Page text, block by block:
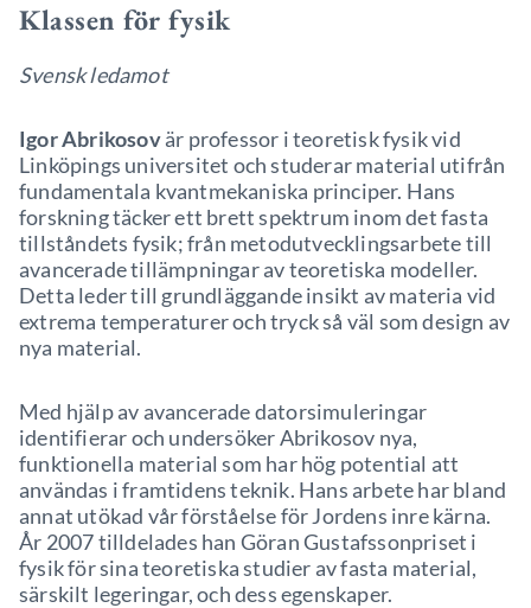
Klassen för fysik
Svensk ledamot
Igor Abrikosovär professor i teoretisk fysik vid
Linköpings universitet och studerar material utifrån
fundamentala kvantmekaniska principer. Hans
forskning täcker ett brett spektrum inom det fasta
tillståndets fysik; från metodutvecklingsarbete till
avancerade tillämpningar av teoretiska modeller.
Detta leder till grundläggande insikt av materia vid
extrema temperaturer och tryck så väl som design av
nya material.
Med hjälp av avancerade datorsimuleringar
identifierar och undersöker Abrikosov nya,
funktionella material som har hög potential att
användas i framtidens teknik. Hans arbete har bland
annat utökad vår förståelse för Jordens inre kärna.
År 2007 tilldelades han Göran Gustafssonpriset i
fysik för sina teoretiska studier av fasta material,
särskilt legeringar, och dess egenskaper.